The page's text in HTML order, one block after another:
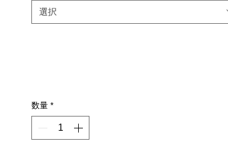
選択
数量 *